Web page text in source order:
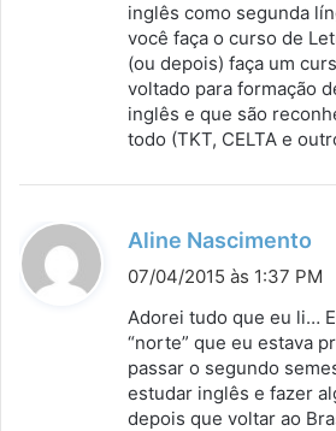
inglês como segunda
você faça o curso de
(ou depois) faça um
voltado para formação
inglês e que são
todo (TKT, CELTA e
Aline Nascimento
i
s
e
07/04/2015 às 1:37 PM
Adorei tudo que eu li…
“norte” que eu estava
passar o segundo
estudar inglês e fazer
depois que voltar ao